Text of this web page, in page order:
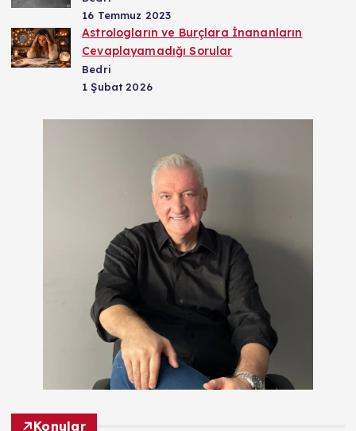
16 Temmuz 2023
Astrologların ve Burçlara İnananların
Cevaplayamadığı Sorular
Bedri
1 Şubat 2026
Konular